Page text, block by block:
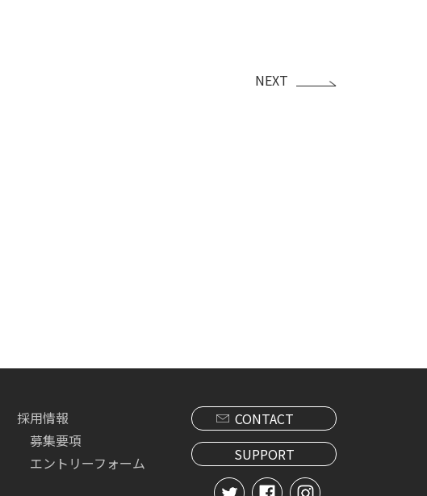
NEXT
採用情報
募集要項
エントリーフォーム
CONTACT
SUPPORT